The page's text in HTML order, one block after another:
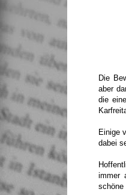
Die
aber
die
Einige
dabei
immer
schöne